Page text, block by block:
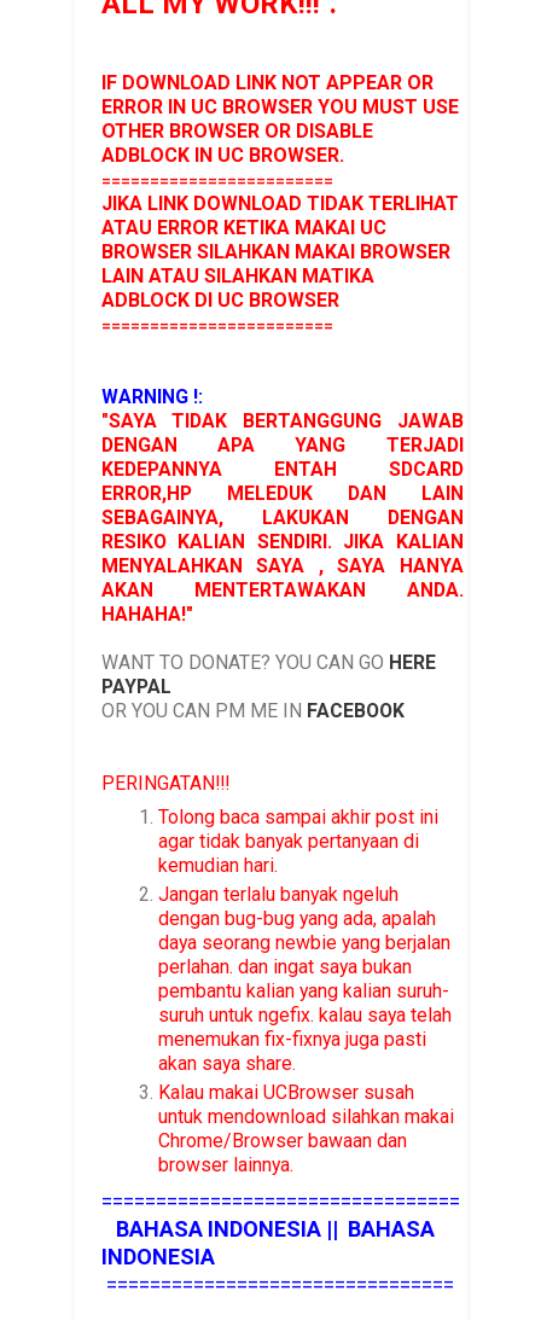
IF DOWNLOAD LINK NOT APPEAR OR
ERROR IN UC BROWSER YOU MUST USE
OTHER BROWSER OR DISABLE
ADBLOCK IN UC BROWSER.
========================
JIKA LINK DOWNLOAD TIDAK TERLIHAT
ATAU ERROR KETIKA MAKAI UC
BROWSER SILAHKAN MAKAI BROWSER
LAIN ATAU SILAHKAN MATIKA
ADBLOCK DI UC BROWSER
========================
WARNING !:
"SAYA TIDAK BERTANGGUNG JAWAB
DENGAN APA YANG TERJADI
KEDEPANNYA ENTAH SDCARD
ERROR,HP MELEDUK DAN LAIN
SEBAGAINYA, LAKUKAN DENGAN
RESIKO KALIAN SENDIRI. JIKA KALIAN
MENYALAHKAN SAYA , SAYA HANYA
AKAN MENTERTAWAKAN ANDA.
HAHAHA!"
WANT TO DONATE? YOU CAN GO HERE
PAYPAL
OR YOU CAN PM ME IN FACEBOOK
PERINGATAN!!!
Tolong baca sampai akhir post ini
agar tidak banyak pertanyaan di
kemudian hari.
Jangan terlalu banyak ngeluh
dengan bug-bug yang ada, apalah
daya seorang newbie yang berjalan
perlahan. dan ingat saya bukan
pembantu kalian yang kalian suruh-
suruh untuk ngefix. kalau saya telah
menemukan fix-fixnya juga pasti
akan saya share.
Kalau makai UCBrowser susah
untuk mendownload silahkan makai
Chrome/Browser bawaan dan
browser lainnya.
=================================
BAHASA INDONESIA || BAHASA
INDONESIA
================================